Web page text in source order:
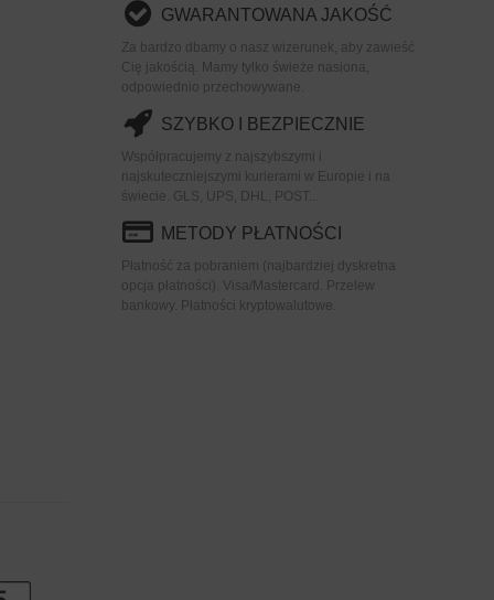
GWARANTOWANA JAKOŚĆ
Za bardzo dbamy o nasz wizerunek, aby zawieść
Cię jakością. Mamy tylko świeże nasiona,
odpowiednio przechowywane.
SZYBKO I BEZPIECZNIE
Współpracujemy z najszybszymi i
najskuteczniejszymi kurierami w Europie i na
świecie. GLS, UPS, DHL, POST...
METODY PŁATNOŚCI
Płatność za pobraniem (najbardziej dyskretna
opcja płatności). Visa/Mastercard. Przelew
bankowy. Płatności kryptowalutowe.